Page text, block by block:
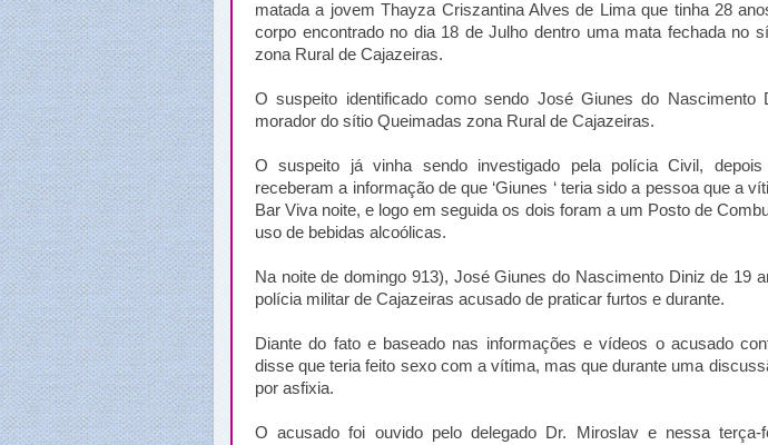
matada a jovem Thayza Criszantina Alves de Lima que tinha 28
corpo encontrado no dia 18 de Julho dentro uma mata fechada no
zona Rural de Cajazeiras.
O suspeito identificado como sendo José Giunes do Nascimento
morador do sítio Queimadas zona Rural de Cajazeiras.
O suspeito já vinha sendo investigado pela polícia Civil,
receberam a informação de que ‘Giunes ‘ teria sido a pessoa que a
Bar Viva noite, e logo em seguida os dois foram a um Posto de
uso de bebidas alcoólicas.
Na noite de domingo 913), José Giunes do Nascimento Diniz de 19
polícia militar de Cajazeiras acusado de praticar furtos e durante.
Diante do fato e baseado nas informações e vídeos o acusado
disse que teria feito sexo com a vítima, mas que durante uma
por asfixia.
O acusado foi ouvido pelo delegado Dr. Miroslav e nessa terça-